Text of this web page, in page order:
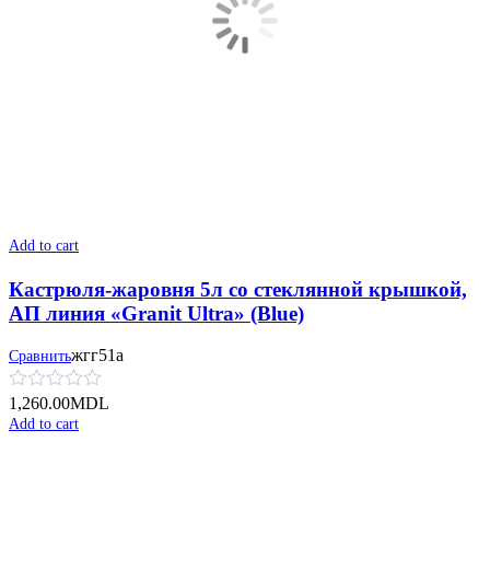
Add to cart
Кастрюля-жаровня 5л со стеклянной крышкой,
АП линия «Granit Ultra» (Blue)
Сравнитьжгг51а
1,260.00MDL
Add to cart